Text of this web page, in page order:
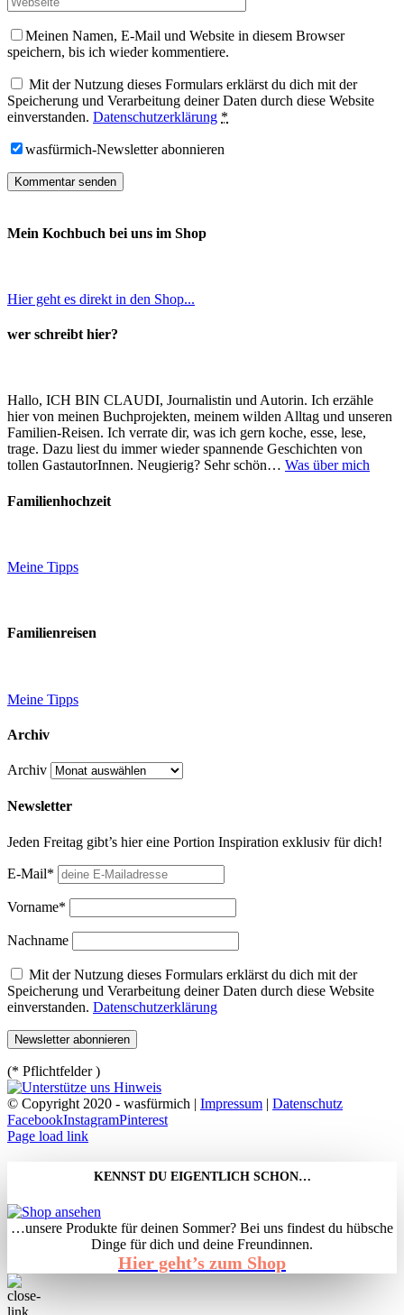
Meinen Namen, E-Mail und Website in diesem Browser
speichern, bis ich wieder kommentiere.
Mit der Nutzung dieses Formulars erklärst du dich mit der
Speicherung und Verarbeitung deiner Daten durch diese Website
einverstanden. Datenschutzerklärung *
wasfürmich-Newsletter abonnieren
Mein Kochbuch bei uns im Shop
Hier geht es direkt in den Shop...
wer schreibt hier?
Hallo, ICH BIN CLAUDI, Journalistin und Autorin. Ich erzähle
hier von meinen Buchprojekten, meinem wilden Alltag und unseren
Familien-Reisen. Ich verrate dir, was ich gern koche, esse, lese,
trage. Dazu liest du immer wieder spannende Geschichten von
tollen GastautorInnen. Neugierig? Sehr schön… Was über mich
Familienhochzeit
Meine Tipps
Familienreisen
Meine Tipps
Archiv
Archiv
Newsletter
Jeden Freitag gibt’s hier eine Portion Inspiration exklusiv für dich!
E-Mail*
Vorname*
Nachname
Mit der Nutzung dieses Formulars erklärst du dich mit der
Speicherung und Verarbeitung deiner Daten durch diese Website
einverstanden. Datenschutzerklärung
(* Pflichtfelder )
© Copyright 2020 - wasfürmich | Impressum | Datenschutz
FacebookInstagramPinterest
Page load link
KENNST DU EIGENTLICH SCHON…
…unsere Produkte für deinen Sommer? Bei uns findest du hübsche
Dinge für dich und deine Freundinnen.
Hier geht’s zum Shop